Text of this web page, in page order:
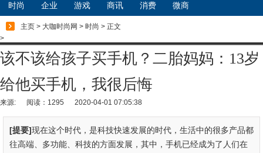
时尚 企业 游戏 商讯 消费 微商
主页 > 大咖时尚网 > 时尚 > 正文
>
该不该给孩子买手机？二胎妈妈：13岁
给他买手机，我很后悔
来源: 阅读：1295 2020-04-01 07:05:38
[提要]现在这个时代，是科技快速发展的时代，生活中的很多产品都
往高端、多功能、科技的方面发展，其中，手机已经成为了人们在